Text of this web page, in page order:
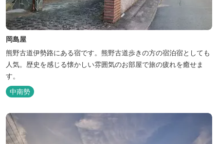
岡島屋
熊野古道伊勢路にある宿です。熊野古道歩きの方の宿泊宿としても
人気。歴史を感じる懐かしい雰囲気のお部屋で旅の疲れを癒せま
す。
中南勢